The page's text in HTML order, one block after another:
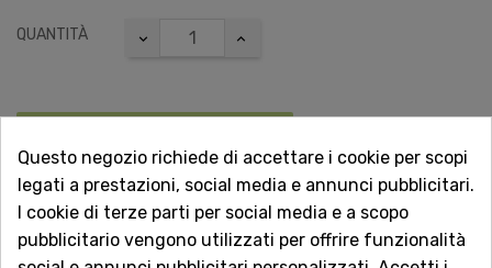
QUANTITÀ
Non disponibile
Questo negozio richiede di accettare i cookie per scopi
legati a prestazioni, social media e annunci pubblicitari.
I cookie di terze parti per social media e a scopo
pubblicitario vengono utilizzati per offrire funzionalità